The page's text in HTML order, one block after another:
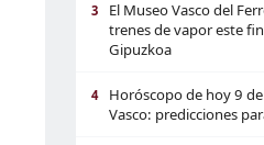
3
El Museo Vasco del
trenes de vapor este
Gipuzkoa
4
Horóscopo de hoy 9
Vasco: predicciones